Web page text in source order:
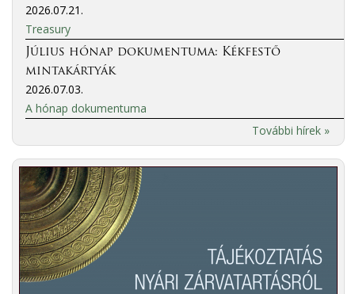
2026.07.21.
Treasury
Július hónap dokumentuma: Kékfestő
mintakártyák
2026.07.03.
A hónap dokumentuma
További hírek »